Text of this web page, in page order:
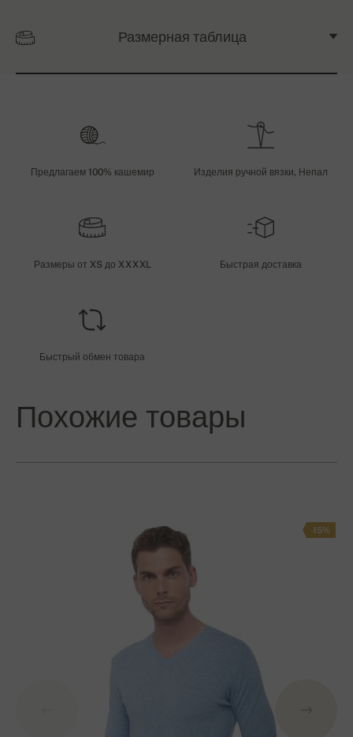
Размерная таблица
Предлагаем 100% кашемир Изделия ручной вязки, Непал
Размеры от XS до XXXXL Быстрая доставка
Быстрый обмен товара
Похожие товары
-15%